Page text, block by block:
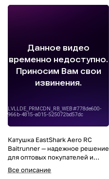
Катушка EastShark Aero RC
Baitrunner — надежное решение
для оптовых покупателей и
специализированных
магазинов рыболовных товаров,
Все описание